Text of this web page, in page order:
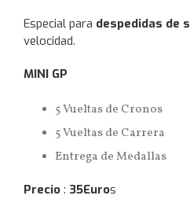
Especial para despedidas de
velocidad.
MINI GP
5 Vueltas de Cronos
5 Vueltas de Carrera
Entrega de Medallas
Precio : 35Euros